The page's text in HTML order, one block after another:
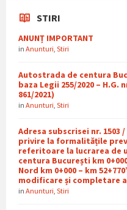
STIRI
ANUNȚ IMPORTANT
in Anunturi Stiri
Autostrada de centura
baza Legii 255/2020 – H.G.
861/2021)
in Anunturi Stiri
Adresa subscrisei nr. 1503
privire la formalitățile
referitoare la lucrarea de
centura București km
Nord km 0+000 – km
modificare și completare a
in Anunturi Stiri